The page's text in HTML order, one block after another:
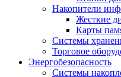
Накопители
Жесткие
Карты
Системы
Торговое
Энергобезопасность
Системы